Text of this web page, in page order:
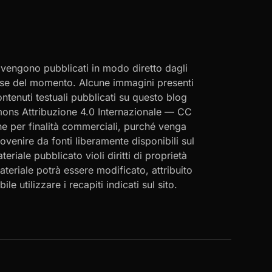
pubblicati in modo diretto dagli
del momento. Alcune immagini presenti
testuali pubblicati su questo blog
Attribuzione 4.0 Internazionale — CC
per finalità commerciali, purché venga
da fonti liberamente disponibili sul
pubblicato violi diritti di proprietà
potrà essere modificato, attribuito
utilizzare i recapiti indicati sul sito.